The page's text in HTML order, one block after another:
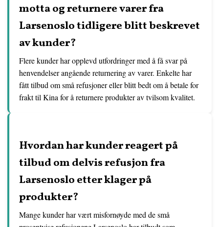
motta og returnere varer fra
Larsenoslo tidligere blitt beskrevet
av kunder?
Flere kunder har opplevd utfordringer med å få svar på
henvendelser angående returnering av varer. Enkelte har
fått tilbud om små refusjoner eller blitt bedt om å betale for
frakt til Kina for å returnere produkter av tvilsom kvalitet.
Hvordan har kunder reagert på
tilbud om delvis refusjon fra
Larsenoslo etter klager på
produkter?
Mange kunder har vært misfornøyde med de små